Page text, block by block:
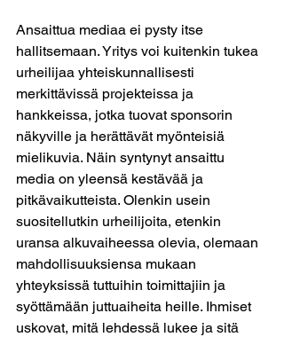
Ansaittua mediaa ei pysty itse
hallitsemaan. Yritys voi kuitenkin tukea
urheilijaa yhteiskunnallisesti
merkittävissä projekteissa ja
hankkeissa, jotka tuovat sponsorin
näkyville ja herättävät myönteisiä
mielikuvia. Näin syntynyt ansaittu
media on yleensä kestävää ja
pitkävaikutteista. Olenkin usein
suositellutkin urheilijoita, etenkin
uransa alkuvaiheessa olevia, olemaan
mahdollisuuksiensa mukaan
yhteyksissä tuttuihin toimittajiin ja
syöttämään juttuaiheita heille. Ihmiset
uskovat, mitä lehdessä lukee ja sitä